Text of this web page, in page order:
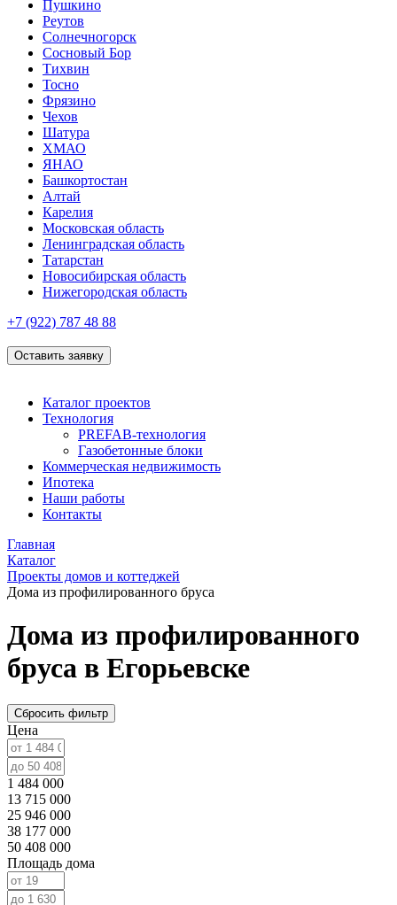
Пушкино
Реутов
Солнечногорск
Сосновый Бор
Тихвин
Тосно
Фрязино
Чехов
Шатура
ХМАО
ЯНАО
Башкортостан
Алтай
Карелия
Московская область
Ленинградская область
Татарстан
Новосибирская область
Нижегородская область
+7 (922) 787 48 88
Оставить заявку
Каталог проектов
Технология
PREFAB-технология
Газобетонные блоки
Коммерческая недвижимость
Ипотека
Наши работы
Контакты
Главная
Каталог
Проекты домов и коттеджей
Дома из профилированного бруса
Дома из профилированного
бруса в Егорьевске
Сбросить фильтр
Цена
1 484 000
13 715 000
25 946 000
38 177 000
50 408 000
Площадь дома